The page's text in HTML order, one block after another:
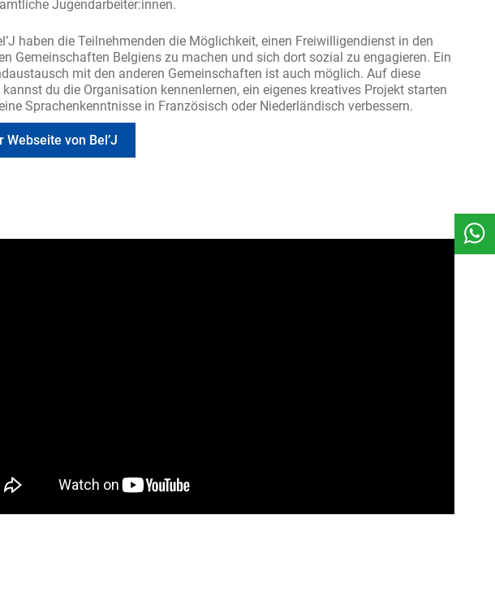
Jugendarbeiter:innen.
haben die Teilnehmenden die Möglichkeit, einen Freiwilligendienst in den
Gemeinschaften Belgiens zu machen und sich dort sozial zu engagieren. Ein
mit den anderen Gemeinschaften ist auch möglich. Auf diese
kannst du die Organisation kennenlernen, ein eigenes kreatives Projekt starten
Sprachenkenntnisse in Französisch oder Niederländisch verbessern.
Webseite von Bel’J